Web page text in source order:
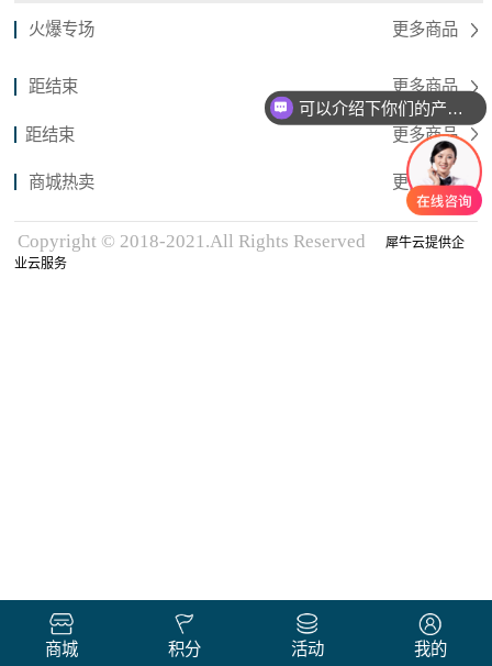
火爆专场 更多商品
距结束 更多商品
距结束 更多商品
商城热卖 更多商品
Copyright © 2018-2021.All Rights Reserved
犀牛云提供企
业云服务
商城 积分 活动 我的